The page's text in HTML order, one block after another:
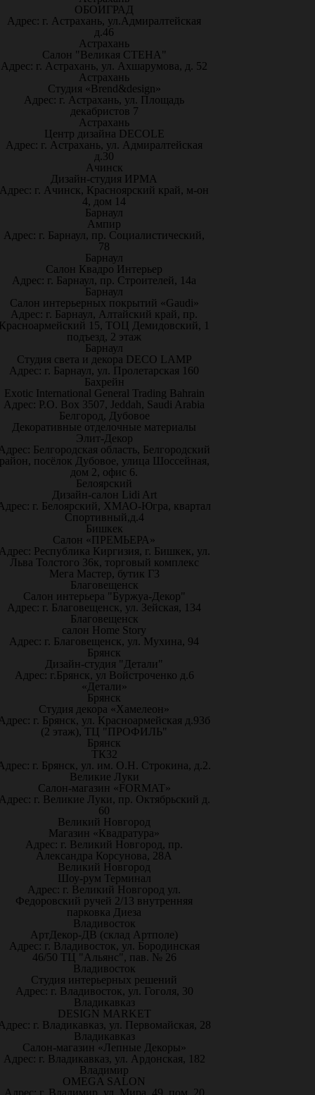
ОБОИГРАД
Адрес: г. Астрахань, ул.Адмиралтейская
д.46
Астрахань
Салон "Великая СТЕНА"
Адрес: г. Астрахань, ул. Ахшарумова, д. 52
Астрахань
Студия «Brend&design»
Адрес: г. Астрахань, ул. Площадь
декабристов 7
Астрахань
Центр дизайна DECOLE
Адрес: г. Астрахань, ул. Адмиралтейская
д.30
Ачинск
Дизайн-студия ИРМА
Адрес: г. Ачинск, Красноярский край, м-он
4, дом 14
Барнаул
Ампир
Адрес: г. Барнаул, пр. Социалистический,
78
Барнаул
Салон Квадро Интерьер
Адрес: г. Барнаул, пр. Строителей, 14а
Барнаул
Салон интерьерных покрытий «Gaudi»
Адрес: г. Барнаул, Алтайский край, пр.
15, ТОЦ Демидовский, 1
подъезд, 2 этаж
Барнаул
Студия света и декора DECO LAMP
Адрес: г. Барнаул, ул. Пролетарская 160
Бахрейн
Exotic International General Trading Bahrain
Адрес: P.O. Box 3507, Jeddah, Saudi Arabia
Белгород, Дубовое
Декоративные отделочные материалы
Элит-Декор
Белгородская область, Белгородский
посёлок Дубовое, улица Шоссейная,
дом 2, офис 6.
Белоярский
Дизайн-салон Lidi Art
г. Белоярский, ХМАО-Югра, квартал
Спортивный,д.4
Бишкек
Салон «ПРЕМЬЕРА»
Республика Киргизия, г. Бишкек, ул.
Льва Толстого 36к, торговый комплекс
Мега Мастер, бутик Г3
Благовещенск
Салон интерьера "Буржуа-Декор"
Адрес: г. Благовещенск, ул. Зейская, 134
Благовещенск
салон Home Story
Адрес: г. Благовещенск, ул. Мухина, 94
Брянск
Дизайн-студия "Детали"
Адрес: г.Брянск, ул Войстроченко д.6
«Детали»
Брянск
Студия декора «Хамелеон»
г. Брянск, ул. Красноармейская д.93б
(2 этаж), ТЦ "ПРОФИЛЬ"
Брянск
ТК32
г. Брянск, ул. им. О.Н. Строкина, д.2.
Великие Луки
Салон-магазин «FORMAT»
г. Великие Луки, пр. Октябрьский д.
60
Великий Новгород
Магазин «Квадратура»
Адрес: г. Великий Новгород, пр.
Александра Корсунова, 28А
Великий Новгород
Шоу-рум Терминал
Адрес: г. Великий Новгород ул.
Федоровский ручей 2/13 внутренняя
парковка Диеза
Владивосток
АртДекор-ДВ (склад Артполе)
Адрес: г. Владивосток, ул. Бородинская
46/50 ТЦ "Альянс", пав. № 26
Владивосток
Студия интерьерных решений
Адрес: г. Владивосток, ул. Гоголя, 30
Владикавказ
DESIGN MARKET
г. Владикавказ, ул. Первомайская, 28
Владикавказ
Салон-магазин «Лепные Декоры»
Адрес: г. Владикавказ, ул. Ардонская, 182
Владимир
OMEGA SALON
Адрес: г. Владимир, ул. Мира, 49, пом. 20